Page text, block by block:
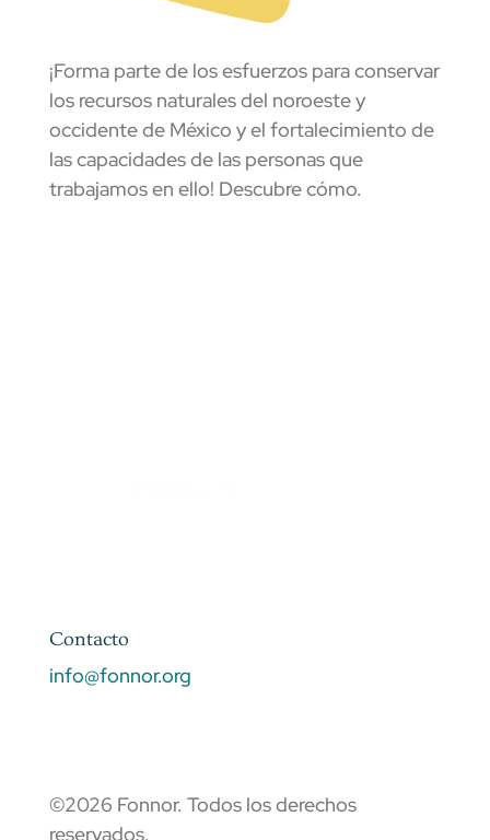
¡Forma parte de los esfuerzos para conservar
los recursos naturales del noroeste y
occidente de México y el fortalecimiento de
las capacidades de las personas que
trabajamos en ello! Descubre cómo.
Contacto
info@fonnor.org
©2026 Fonnor. Todos los derechos
reservados.